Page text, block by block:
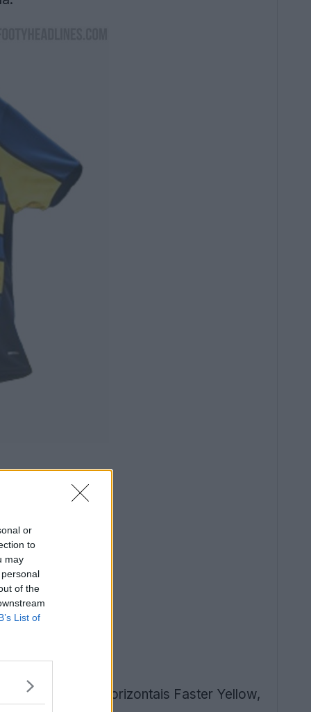
or
to
may
of the
List of
Royal e riscas horizontais Faster Yellow,